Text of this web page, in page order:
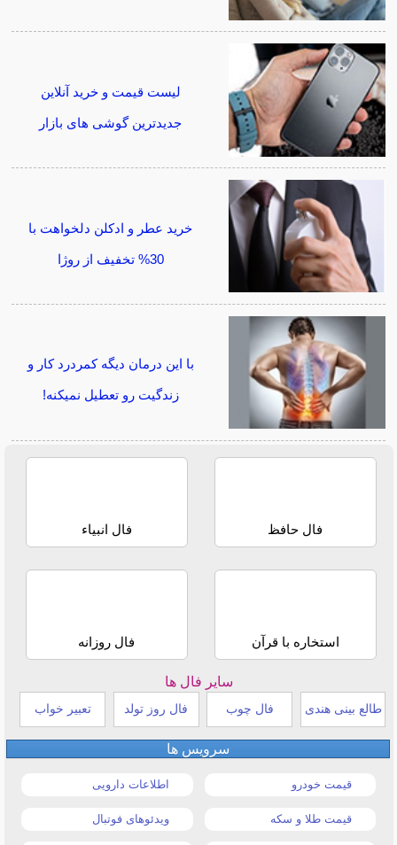
لیست قیمت و خرید آنلاین
جدیدترین گوشی های بازار
خرید عطر و ادکلن دلخواهت با
30% تخفیف از روژا
با این درمان دیگه کمردرد کار و
زندگیت رو تعطیل نمیکنه!
فال حافظ فال انبیاء
استخاره با قرآن فال روزانه
سایر فال ها
طالع بینی هندی فال چوب فال روز تولد تعبیر خواب
سرویس ها
قیمت خودرو اطلاعات دارویی
قیمت طلا و سکه ویدئوهای فوتبال